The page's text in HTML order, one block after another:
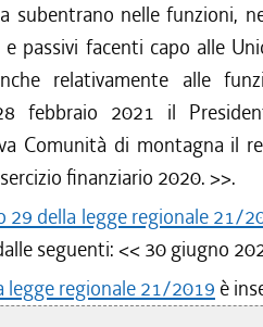
subentrano nelle funzioni,
passivi facenti capo alle
relativamente alle
febbraio 2021 il
Comunità di montagna il
finanziario 2020. >>.
29 della legge regionale 21/
seguenti: <<30 giugno
legge regionale 21/2019 è